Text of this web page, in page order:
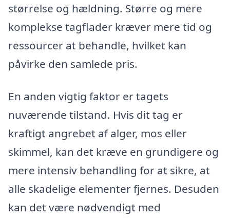
størrelse og hældning. Større og mere
komplekse tagflader kræver mere tid og
ressourcer at behandle, hvilket kan
påvirke den samlede pris.
En anden vigtig faktor er tagets
nuværende tilstand. Hvis dit tag er
kraftigt angrebet af alger, mos eller
skimmel, kan det kræve en grundigere og
mere intensiv behandling for at sikre, at
alle skadelige elementer fjernes. Desuden
kan det være nødvendigt med